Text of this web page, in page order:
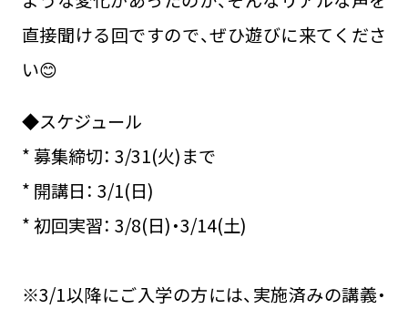
直接聞ける回ですので、ぜひ遊びに来てくださ
い😊
◆スケジュール
* 募集締切： 3/31(火)まで
* 開講日： 3/1(日)
* 初回実習： 3/8(日)・3/14(土)
※3/1以降にご入学の方には、実施済みの講義・